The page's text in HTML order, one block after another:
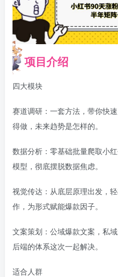
项目介绍
四大模块
赛道调研：一套方法，带你快
得做，未来趋势是怎样的。
数据分析：零基础批量爬取小
模型，彻底摆脱数据焦虑。
视觉传达：从底层原理出发，
作，为形式赋能爆款因子。
文案策划：公域爆款文案，私
后端的体系这次一起解决。
适合人群